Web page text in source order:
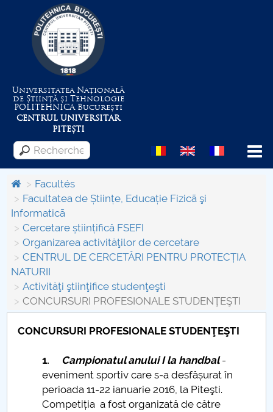
Universitatea Națională
de Știință și Tehnologie
POLITEHNICABucurești
CENTRUL UNIVERSITAR
PITEȘTI
Menu
Despre Universitate
Centrul de Management al Proiectelor
Conseil d'administration
Nr. de telefon si adrese Facultăți
Informations sur l'admission
Români de pretutindeni - ADMITERE
Sénat universitaire
Facultés
Facultatea de Științe, Educație Fizicã şi
Informaticã
Cercetare științifică FSEFI
Organizarea activităţilor de cercetare
CENTRUL DE CERCETĂRI PENTRU PROTECȚIA
NATURII
Activităţi ştiinţifice studenţeşti
CONCURSURI PROFESIONALE STUDENŢEŞTI
CONCURSURI PROFESIONALE STUDENŢEŞTI
1. Campionatul anului I la handbal-
eveniment sportiv care s-a desfășurat în
perioada 11-22 ianuarie 2016, la Piteşti.
Competiția a fost organizată de către